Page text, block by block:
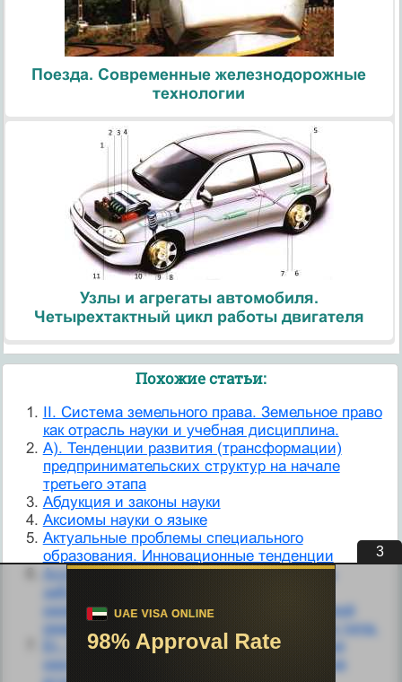
Поезда. Современные железнодорожные
технологии
Узлы и агрегаты автомобиля.
Четырехтактный цикл работы двигателя
Похожие статьи:
II. Система земельного права. Земельное право
как отрасль науки и учебная дисциплина.
А). Тенденции развития (трансформации)
предпринимательских структур на начале
третьего этапа
Абдукция и законы науки
Аксиомы науки о языке
Актуальные проблемы специального
образования. Инновационные тенденции
Аллергодерматозы – гетерогенная группа
заболеваний кожи, ведущее значение в
развитии которых придается аллергической
реакции немедленного или замедленного типа.
Б). Закономерности и тенденции развития
различных форм предпринимательства на
2